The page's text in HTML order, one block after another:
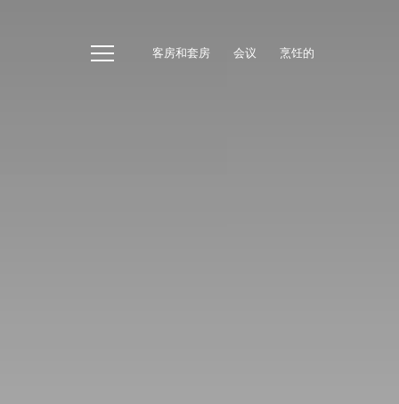
客房和套房 会议 烹饪的